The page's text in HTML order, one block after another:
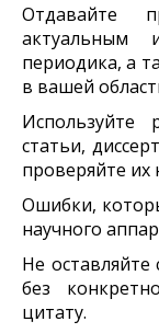
Отдавайте
актуальным
периодика, а
в вашей
Используйте
статьи,
проверяйте их
Ошибки,
научного
Не оставляйте
без
цитату.